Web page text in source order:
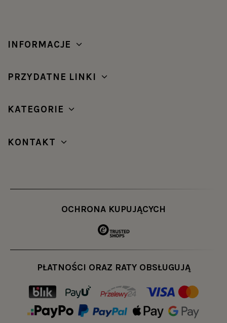
INFORMACJE
PRZYDATNE LINKI
KATEGORIE
KONTAKT
OCHRONA KUPUJĄCYCH
PŁATNOŚCI ORAZ RATY OBSŁUGUJĄ